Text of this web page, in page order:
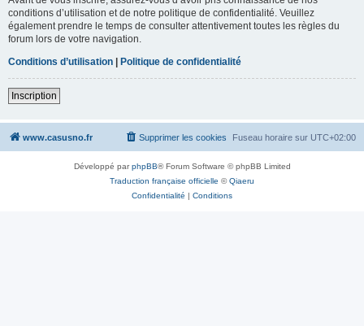
conditions d’utilisation et de notre politique de confidentialité. Veuillez
également prendre le temps de consulter attentivement toutes les règles du
forum lors de votre navigation.
Conditions d’utilisation | Politique de confidentialité
Inscription
www.casusno.fr Fuseau horaire sur UTC+02:00
Supprimer les cookies
Développé parphpBB® Forum Software © phpBB Limited
Traduction française officielle ©Qiaeru
Confidentialité | Conditions